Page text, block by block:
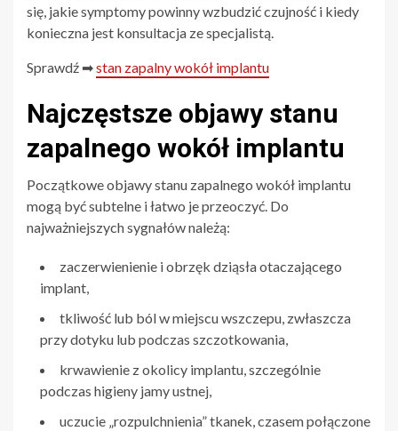
się, jakie symptomy powinny wzbudzić czujność i kiedy
konieczna jest konsultacja ze specjalistą.
Sprawdź ➡stan zapalny wokół implantu
Najczęstsze objawy stanu
zapalnego wokół implantu
Początkowe objawy stanu zapalnego wokół implantu
mogą być subtelne i łatwo je przeoczyć. Do
najważniejszych sygnałów należą:
zaczerwienienie i obrzęk dziąsła otaczającego
implant,
tkliwość lub ból w miejscu wszczepu, zwłaszcza
przy dotyku lub podczas szczotkowania,
krwawienie z okolicy implantu, szczególnie
podczas higieny jamy ustnej,
uczucie „rozpulchnienia” tkanek, czasem połączone